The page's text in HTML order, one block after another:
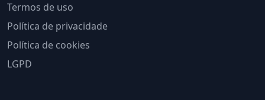
Termos de uso
Política de privacidade
Política de cookies
LGPD